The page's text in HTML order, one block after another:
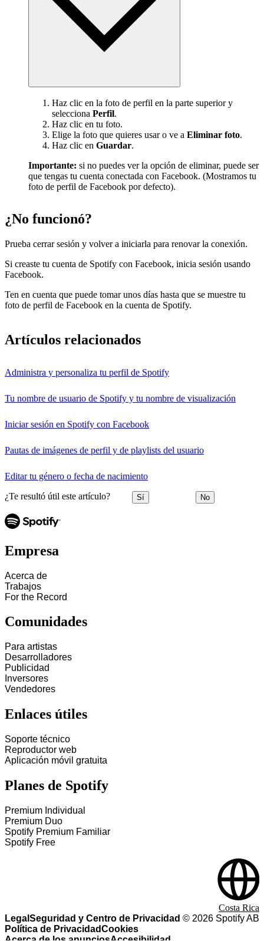
Haz clic en la foto de perfil en la parte superior y
selecciona Perfil.
Haz clic en tu foto.
Elige la foto que quieres usar o ve a Eliminar foto.
Haz clic en Guardar.
Importante: si no puedes ver la opción de eliminar, puede ser
que tengas tu cuenta conectada con Facebook. (Mostramos tu
foto de perfil de Facebook por defecto).
¿No funcionó?
Prueba cerrar sesión y volver a iniciarla para renovar la conexión.
Si creaste tu cuenta de Spotify con Facebook, inicia sesión usando
Facebook.
Ten en cuenta que puede tomar unos días hasta que se muestre tu
foto de perfil de Facebook en la cuenta de Spotify.
Artículos relacionados
Administra y personaliza tu perfil de Spotify
Tu nombre de usuario de Spotify y tu nombre de visualización
Iniciar sesión en Spotify con Facebook
Pautas de imágenes de perfil y de playlists del usuario
Editar tu género o fecha de nacimiento
¿Te resultó útil este artículo? Sí No
Empresa
Acerca de
Trabajos
For the Record
Comunidades
Para artistas
Desarrolladores
Publicidad
Inversores
Vendedores
Enlaces útiles
Soporte técnico
Reproductor web
Aplicación móvil gratuita
Planes de Spotify
Premium Individual
Premium Duo
Spotify Premium Familiar
Spotify Free
Legal Seguridad y Centro de Privacidad
Política de PrivacidadCookies
© 2026 Spotify AB
Costa Rica